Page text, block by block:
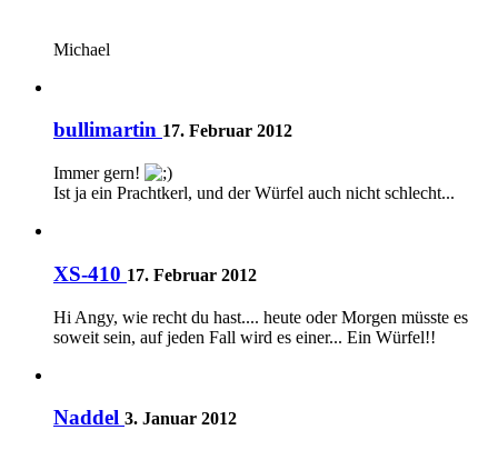
Michael
bullimartin 17. Februar 2012
Immer gern!
Ist ja ein Prachtkerl, und der Würfel auch nicht schlecht...
XS-410 17. Februar 2012
Hi Angy, wie recht du hast.... heute oder Morgen müsste es
soweit sein, auf jeden Fall wird es einer... Ein Würfel!!
Naddel 3. Januar 2012